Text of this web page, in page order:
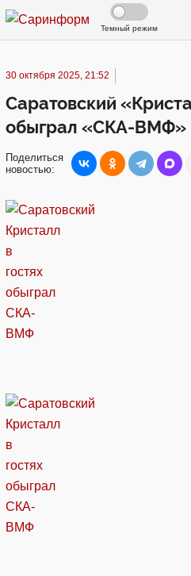
Темный режим
30 октября 2025, 21:52
Саратовский
обыграл «СКА-ВМФ»
Поделиться
новостью: